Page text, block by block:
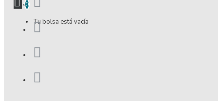
Esencia
0
Tu bolsa está vacía